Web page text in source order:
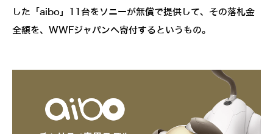
した「aibo」11台をソニーが無償で提供して、その落札金
全額を、WWFジャパンへ寄付するというもの。